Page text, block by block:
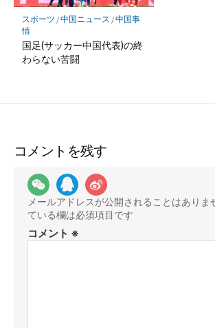
スポーツ /中国ニュース /中国事
情
国足(サッカー中国代表)の終
わらない苦闘
コメントを残す
メールアドレスが公開されることはありま
ている欄は必須項目です
コメント ※